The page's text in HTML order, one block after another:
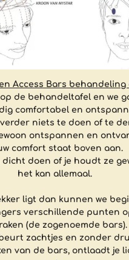
Access Bars behandeling
de behandeltafel en we
comfortabel en
niets te doen of te
ontspannen en
comfort staat boven aan.
doen of je houdt ze
het kan allemaal.
ligt dan kunnen we
verschillende punten
(de zogenoemde bars).
zachtjes en zonder
van de bars, ontlaadt je